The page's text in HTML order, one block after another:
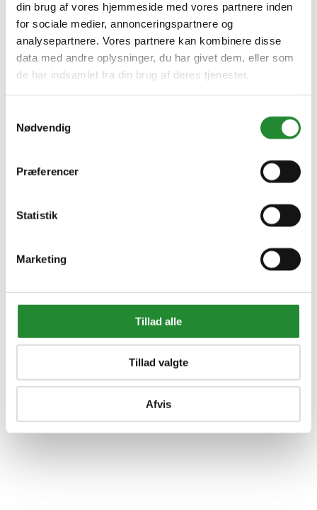
din brug af vores hjemmeside med vores partnere inden
for sociale medier, annonceringspartnere og
analysepartnere. Vores partnere kan kombinere disse
data med andre oplysninger, du har givet dem, eller som
de har indsamlet fra din brug af deres tjenester.
Nødvendig
Præferencer
Statistik
Marketing
Tillad alle
Tillad valgte
Afvis
Fitness stang til dig, der vil bygge dit eget udendørs
træningsstativ til glæde for både voksne og børn.
For voksne er stangen f.eks. ideel til styrke- og
udholdenhedsøvelser som f.eks. armbøjninger, pull-ups,
klatring, kolbøtter eller bare hænge og svaje i armene.
Plus Fitness stang - 120 cm -
179049-15